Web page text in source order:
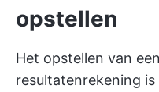
opstellen
Het opstellen van
resultatenrekening